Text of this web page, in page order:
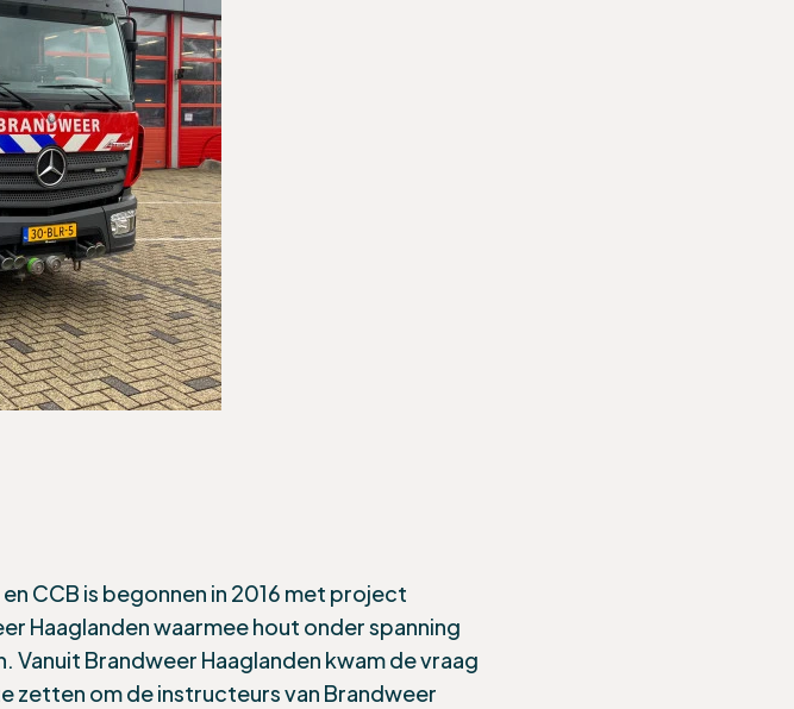
CCB is begonnen in 2016 met project
Haaglanden waarmee hout onder spanning
Vanuit Brandweer Haaglanden kwam de vraag
om de instructeurs van Brandweer